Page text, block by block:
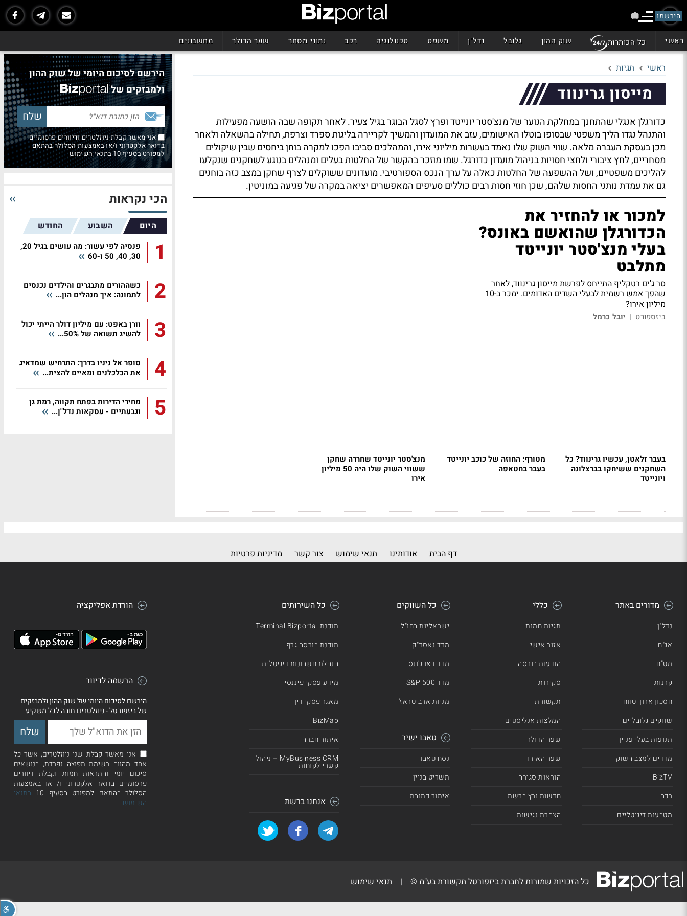
הירשמו
ראשי כל הכותרות שוק ההון גלובל נדל"ן משפט טכנולוגיה רכב נתוני מסחר שער הדולר מחשבונים
ראשי תגיות
מייסון גרינווד
כדורגלן אנגלי שהתחנך במחלקת הנוער של מנצ'סטר יונייטד ופרץ לסגל הבוגר בגיל צעיר. לאחר תקופה שבה הושעה מפעילות
והתנהל נגדו הליך משפטי שבסופו בוטלו האישומים, עזב את המועדון והמשיך לקריירה בליגות ספרד וצרפת, תחילה בהשאלה ולאחר
מכן בעסקת העברה מלאה. שווי השוק שלו נאמד בעשרות מיליוני אירו, והמהלכים סביבו הפכו למקרה בוחן ביחסים שבין שיקולים
מסחריים, לחץ ציבורי ולחצי חסויות בניהול מועדון כדורגל. שמו מוזכר בהקשר של החלטות בעלים ומנהלים בנוגע לשחקנים שנקלעו
להליכים משפטיים, ושל ההשפעה של החלטות כאלה על ערך הנכס הספורטיבי. מועדונים ששוקלים לצרף שחקן במצב כזה בוחנים
גם את עמדת נותני החסות שלהם, שכן חוזי חסות רבים כוללים סעיפים המאפשרים יציאה במקרה של פגיעה במוניטין.
למכור או להחזיר את
הכדורגלן שהואשם באונס?
בעלי מנצ'סטר יונייטד
מתלבט
סר ג'ים רטקליף התייחס לפרשת מייסון גרינווד, לאחר
שהפך אמש רשמית לבעלי השדים האדומים. ימכר ב-10
מיליון אירו?
ביזספורט | יובל כרמל
בעבר זלאטן, עכשיו גרינווד? כל
השחקנים ששיחקו בברצלונה
ויונייטד
מטורף: החוזה של כוכב יונייטד
בעבר בחטאפה
מנצ'סטר יונייטד שחררה שחקן
ששווי השוק שלו היה 50 מיליון
אירו
הירשם לסיכום היומי של שוק ההון
ולמבזקים של
אני מאשר קבלת ניוזלטרים ודיוורים פרסומיים
בדואר אלקטרוני ו/או באמצעות הסלולר בהתאם
למפורט בסעיף 10 בתנאי השימוש
הכי נקראות
היום השבוע החודש
1
פנסיה לפי עשור: מה עושים בגיל 20,
30, 40, 50 ו-60
2
כשההורים מתבגרים והילדים נכנסים
לתמונה: איך מנהלים הון...
3
וורן באפט: עם מיליון דולר הייתי יכול
להשיג תשואה של 50%...
4
סופר אל ניניו בדרך: התרחיש שמדאיג
את הכלכלנים ומאיים להצית...
5
מחירי הדירות בפתח תקווה, רמת גן
וגבעתיים - עסקאות נדל"ן...
דף הבית אודותינו תנאי שימוש צור קשר מדיניות פרטיות
מדורים באתר
נדל"ן
אג"ח
מט"ח
קרנות
חסכון ארוך טווח
שווקים גלובליים
תנועות בעלי עניין
מדדים למצב השוק
BizTV
רכב
מטבעות דיגיטליים
כללי
תגיות חמות
אזור אישי
הודעות בורסה
סקירות
תקשורת
המלצות אנליסטים
שער הדולר
שער האירו
הוראות סגירה
חדשות ורץ ברשת
הצהרת נגישות
כל השווקים
ישראליות בחו"ל
מדד נאסד"ק
מדד דאו ג'ונס
מדד 500 S&P
מניות ארביטראז'
טאבו ישיר
נסח טאבו
תשריט בניין
איתור כתובת
כל השירותים
תוכנת Terminal Bizportal
תוכנת בורסה גרף
הנהלת חשבונות דיגיטלית
מידע עסקי פיננסי
מאגר פסקי דין
BizMap
איתור חברה
MyBusiness CRM – ניהול
קשרי לקוחות
אנחנו ברשת
הורדת אפליקציה
הרשמה לדיוור
הירשם לסיכום היומי של שוק ההון ולמבזקים
של ביזפורטל - ניוזלטרים חובה לכל משקיע
אני מאשר קבלת שני ניוזלטרים, אשר כל
אחד מהווה רשימת תפוצה נפרדת, בנושאים
סיכום יומי והתראות חמות וקבלת דיוורים
פרסומיים בדואר אלקטרוני ו/ או באמצעות
הסלולר בהתאם למפורט בסעיף 10
בתנאי
השימוש
כל הזכויות שמורות לחברת ביזפורטל תקשורת בע"מ © | תנאי שימוש